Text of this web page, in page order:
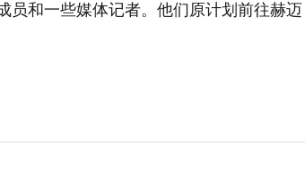
员和一些媒体记者。他们原计划前往赫迈